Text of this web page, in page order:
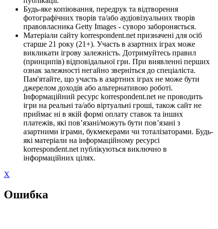
Будь-яке копіювання, передрук та відтворення
фотографічних творів та/або аудіовізуальних творів
правовласника Getty Images - суворо забороняється.
Матеріали сайту korrespondent.net призначені для осіб
старше 21 року (21+). Участь в азартних іграх може
викликати ігрову залежність. Дотримуйтесь правил
(принципів) відповідальної гри. При виявленні перших
ознак залежності негайно зверніться до спеціаліста.
Пам'ятайте, що участь в азартних іграх не може бути
джерелом доходів або альтернативою роботі.
Інформаційний ресурс korrespondent.net не проводить
ігри на реальні та/або віртуальні гроші, також сайт не
приймає ні в якій формі оплату ставок та інших
платежів, які пов’язані/можуть бути пов’язані з
азартними іграми, букмекерами чи тоталізаторами. Будь-
які матеріали на інформаційному ресурсі
korrespondent.net публікуються виключно в
інформаційних цілях.
X
Ошибка